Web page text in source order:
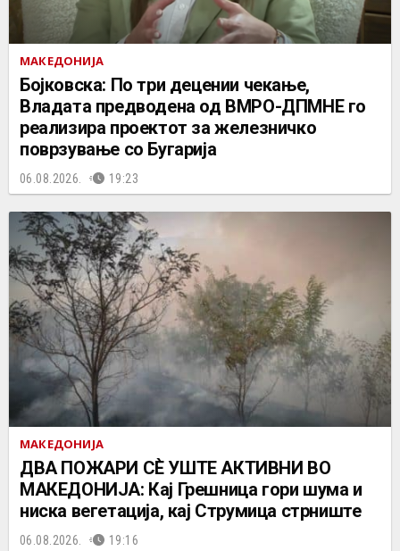
МАКЕДОНИЈА
Бојковска: По три децении чекање,
Владата предводена од ВМРО-ДПМНЕ го
реализира проектот за железничко
поврзување со Бугарија
06.08.2026. 19:23
МАКЕДОНИЈА
ДВА ПОЖАРИ СÈ УШТЕ АКТИВНИ ВО
МАКЕДОНИЈА: Кај Грешница гори шума и
ниска вегетација, кај Струмица стрниште
06.08.2026. 19:16